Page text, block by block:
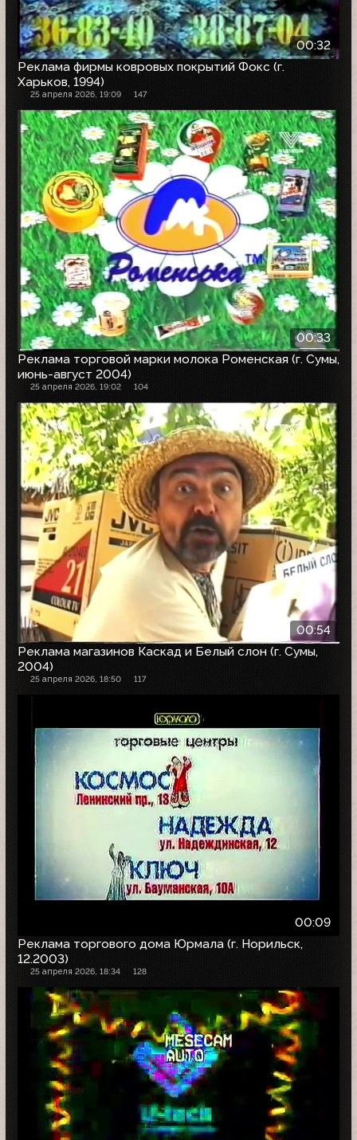
00:32
Реклама фирмы ковровых покрытий Фокс (г.
Харьков, 1994)
25 апреля 2026, 19:09 147
00:33
Реклама торговой марки молока Роменская (г. Сумы,
июнь-август 2004)
25 апреля 2026, 19:02 104
00:54
Реклама магазинов Каскад и Белый слон (г. Сумы,
2004)
25 апреля 2026, 18:50 117
00:09
Реклама торгового дома Юрмала (г. Норильск,
12.2003)
25 апреля 2026, 18:34 128